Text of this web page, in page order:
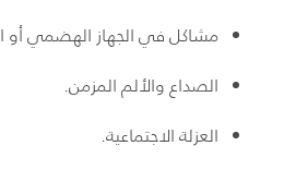
مشاكل في الجهاز الهضمي أو
الصداع والألم المزمن.
العزلة الاجتماعية.